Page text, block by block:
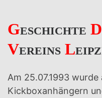
Geschichte D
Vereins L
Am 25.07.1993
Kickboxanhängern